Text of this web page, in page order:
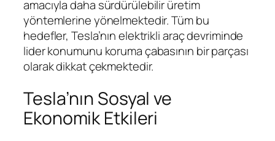
amacıyla daha sürdürülebilir üretim
yöntemlerine yönelmektedir. Tüm bu
hedefler, Tesla’nın elektrikli araç devriminde
lider konumunu koruma çabasının bir parçası
olarak dikkat çekmektedir.
Tesla’nın Sosyal ve
Ekonomik Etkileri